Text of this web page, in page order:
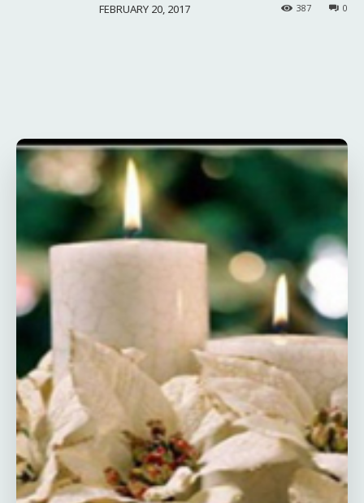
FEBRUARY 20, 2017 0
387